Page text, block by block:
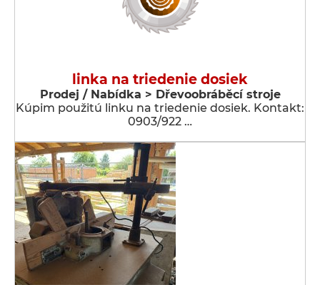
linka na triedenie dosiek
Prodej / Nabídka > Dřevoobráběcí stroje
Kúpim použitú linku na triedenie dosiek. Kontakt:
0903/922 …